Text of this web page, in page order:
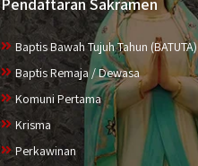
Baptis Bawah Tujuh Tahun (BATUTA)
Baptis Remaja / Dewasa
Komuni Pertama
Krisma
Perkawinan